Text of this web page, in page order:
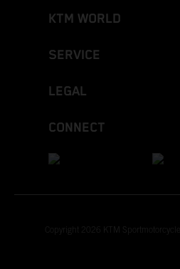
KTM WORLD
SERVICE
LEGAL
CONNECT
Copyright 2026 KTM